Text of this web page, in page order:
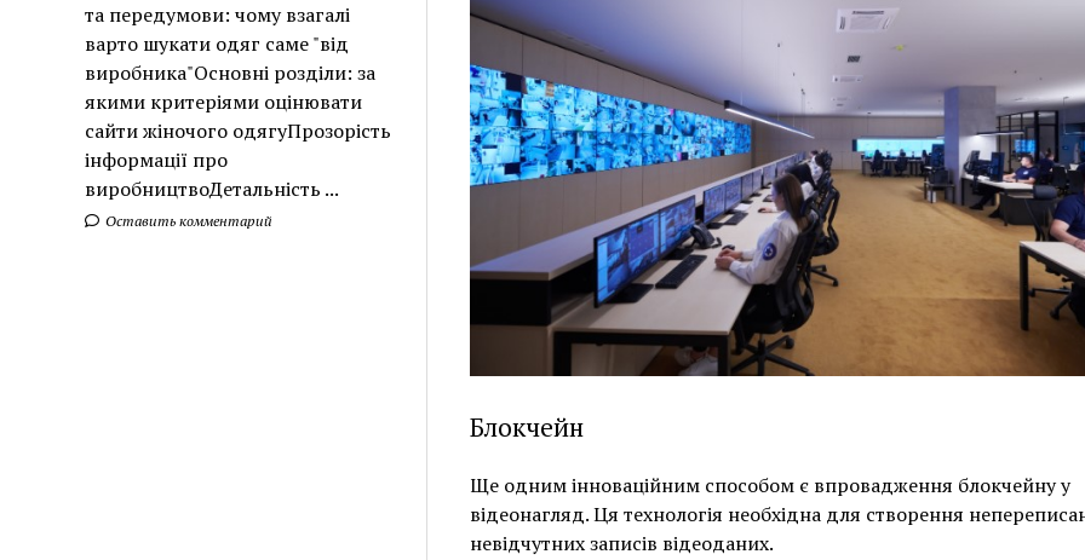
та передумови: чому взагалі
варто шукати одяг саме "від
виробника"Основні розділи: за
якими критеріями оцінювати
сайти жіночого одягуПрозорість
інформації про
виробництвоДетальність ...
Оставить комментарий
Блокчейн
Ще одним інноваційним способом є впровадження блокчейну у
відеонагляд. Ця технологія необхідна для створення
невідчутних записів відеоданих.